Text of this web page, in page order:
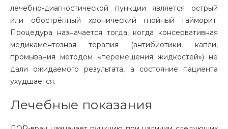
лечебно-диагностической пункции является острый
или обострённый хронический гнойный гайморит.
Процедура назначается тогда, когда консервативная
медикаментозная терапия (антибиотики, капли,
промывания методом «перемещения жидкостей») не
дали ожидаемого результата, а состояние пациента
ухудшается.
Лечебные показания